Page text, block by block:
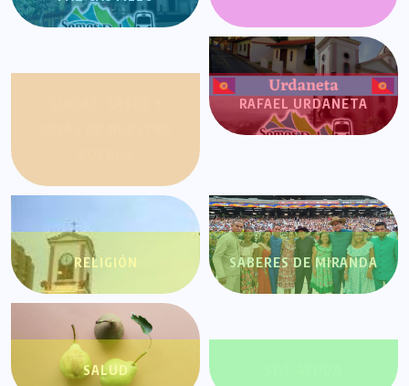
RAFAEL URDANETA
RELIGIÓN SABERES DE MIRANDA
SALUD